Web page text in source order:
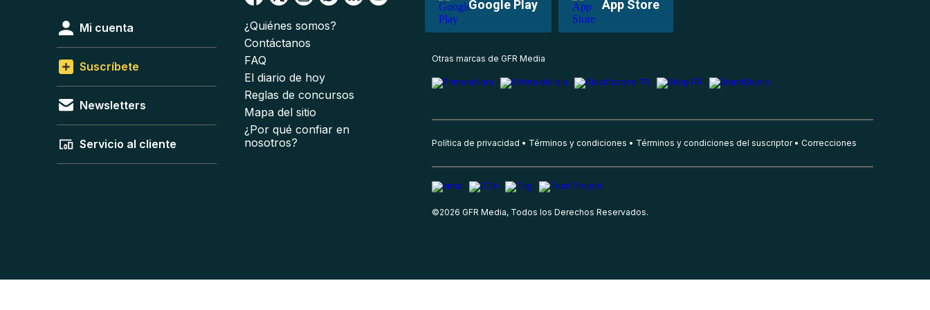
Google Play App Store
Mi cuenta
Suscríbete
Newsletters
Servicio al cliente
¿Quiénes somos?
Contáctanos
FAQ
El diario de hoy
Reglas de concursos
Mapa del sitio
¿Por qué confiar en
nosotros?
Otras marcas de GFR Media
Política de privacidad Términos y condiciones Términos y condiciones del suscriptor Correcciones
©2026 GFR Media, Todos los Derechos Reservados.